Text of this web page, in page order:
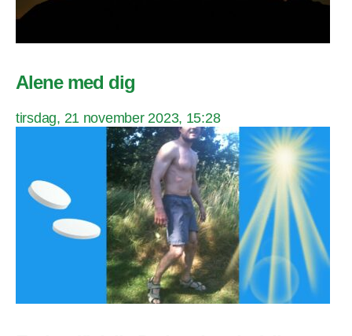
Alene med dig
tirsdag, 21 november 2023, 15:28